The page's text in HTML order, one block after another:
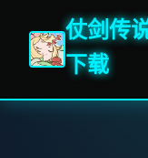
仗剑传
下载